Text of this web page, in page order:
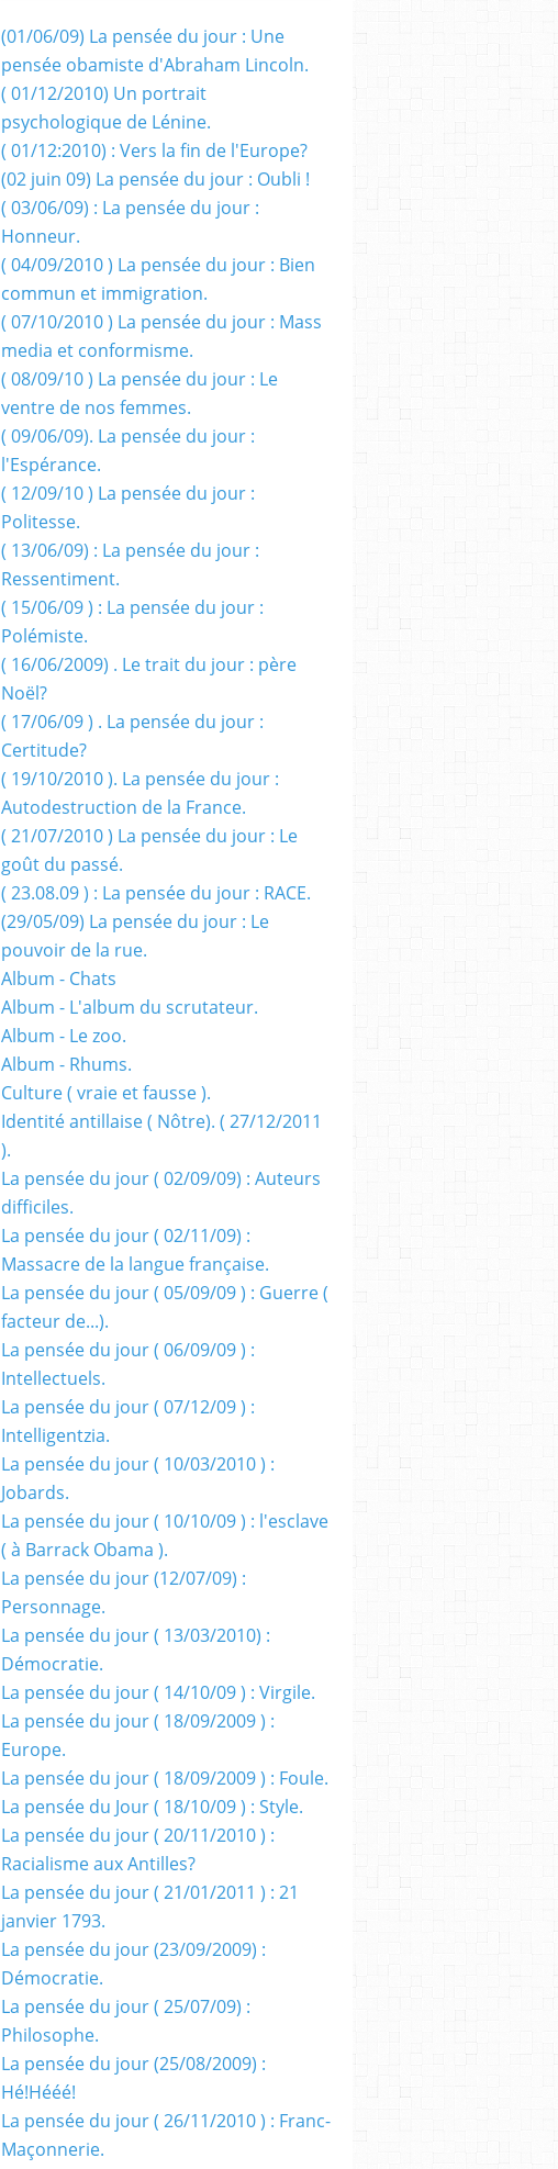
(01/06/09) La pensée du jour : Une
pensée obamiste d'Abraham Lincoln.
( 01/12/2010) Un portrait
psychologique de Lénine.
( 01/12:2010) : Vers la fin de l'Europe?
(02 juin 09) La pensée du jour : Oubli !
( 03/06/09) : La pensée du jour :
Honneur.
( 04/09/2010 ) La pensée du jour : Bien
commun et immigration.
( 07/10/2010 ) La pensée du jour : Mass
media et conformisme.
( 08/09/10 ) La pensée du jour : Le
ventre de nos femmes.
( 09/06/09). La pensée du jour :
l'Espérance.
( 12/09/10 ) La pensée du jour :
Politesse.
( 13/06/09) : La pensée du jour :
Ressentiment.
( 15/06/09 ) : La pensée du jour :
Polémiste.
( 16/06/2009) . Le trait du jour : père
Noël?
( 17/06/09 ) . La pensée du jour :
Certitude?
( 19/10/2010 ). La pensée du jour :
Autodestruction de la France.
( 21/07/2010 ) La pensée du jour : Le
goût du passé.
( 23.08.09 ) : La pensée du jour : RACE.
(29/05/09) La pensée du jour : Le
pouvoir de la rue.
Album - Chats
Album - L'album du scrutateur.
Album - Le zoo.
Album - Rhums.
Culture ( vraie et fausse ).
Identité antillaise ( Nôtre). ( 27/12/2011
).
La pensée du jour ( 02/09/09) : Auteurs
difficiles.
La pensée du jour ( 02/11/09) :
Massacre de la langue française.
La pensée du jour ( 05/09/09 ) : Guerre (
facteur de...).
La pensée du jour ( 06/09/09 ) :
Intellectuels.
La pensée du jour ( 07/12/09 ) :
Intelligentzia.
La pensée du jour ( 10/03/2010 ) :
Jobards.
La pensée du jour ( 10/10/09 ) : l'esclave
( à Barrack Obama ).
La pensée du jour (12/07/09) :
Personnage.
La pensée du jour ( 13/03/2010) :
Démocratie.
La pensée du jour ( 14/10/09 ) : Virgile.
La pensée du jour ( 18/09/2009 ) :
Europe.
La pensée du jour ( 18/09/2009 ) : Foule.
La pensée du Jour ( 18/10/09 ) : Style.
La pensée du jour ( 20/11/2010 ) :
Racialisme aux Antilles?
La pensée du jour ( 21/01/2011 ) : 21
janvier 1793.
La pensée du jour (23/09/2009) :
Démocratie.
La pensée du jour ( 25/07/09) :
Philosophe.
La pensée du jour (25/08/2009) :
Hé!Hééé!
La pensée du jour ( 26/11/2010 ) : Franc-
Maçonnerie.